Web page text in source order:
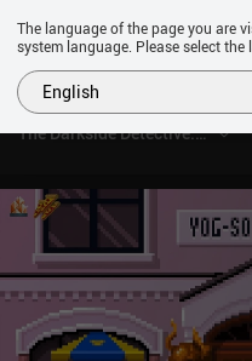
The Darkside Detective: FITD
The language of the page you are
system language. Please select
English